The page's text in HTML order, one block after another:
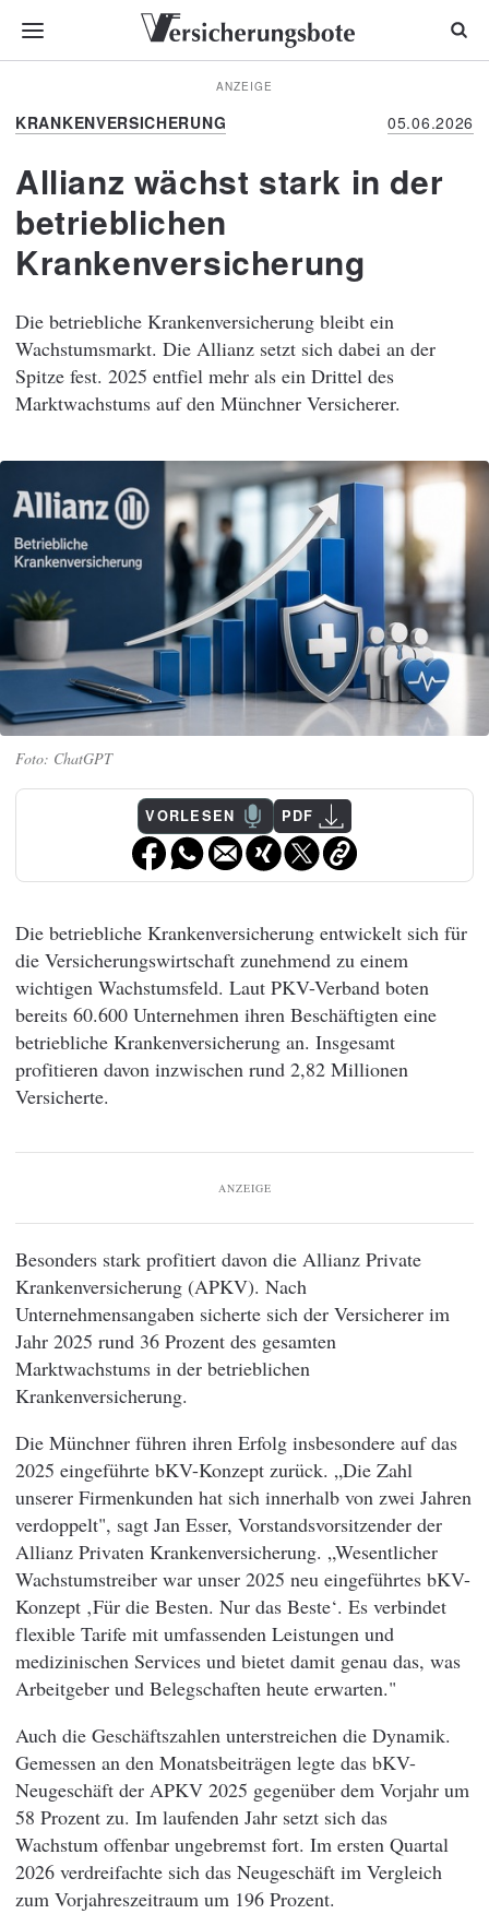
ANZEIGE
KRANKENVERSICHERUNG 05.06.2026
Allianz wächst stark in der
betrieblichen
Krankenversicherung
Die betriebliche Krankenversicherung bleibt ein
Wachstumsmarkt. Die Allianz setzt sich dabei an der
Spitze fest. 2025 entfiel mehr als ein Drittel des
Marktwachstums auf den Münchner Versicherer.
ChatGPT
VORLESEN PDF
Die betriebliche Krankenversicherung entwickelt sich für
die Versicherungswirtschaft zunehmend zu einem
wichtigen Wachstumsfeld. Laut PKV-Verband boten
bereits 60.600 Unternehmen ihren Beschäftigten eine
betriebliche Krankenversicherung an. Insgesamt
profitieren davon inzwischen rund 2,82 Millionen
Versicherte.
ANZEIGE
Besonders stark profitiert davon die Allianz Private
Krankenversicherung (APKV). Nach
Unternehmensangaben sicherte sich der Versicherer im
Jahr 2025 rund 36 Prozent des gesamten
Marktwachstums in der betrieblichen
Krankenversicherung.
Die Münchner führen ihren Erfolg insbesondere auf das
2025 eingeführte bKV-Konzept zurück. „Die Zahl
unserer Firmenkunden hat sich innerhalb von zwei Jahren
verdoppelt", sagt Jan Esser, Vorstandsvorsitzender der
Allianz Privaten Krankenversicherung. „Wesentlicher
Wachstumstreiber war unser 2025 neu eingeführtes bKV-
Konzept ‚Für die Besten. Nur das Beste‘. Es verbindet
flexible Tarife mit umfassenden Leistungen und
medizinischen Services und bietet damit genau das, was
Arbeitgeber und Belegschaften heute erwarten."
Auch die Geschäftszahlen unterstreichen die Dynamik.
Gemessen an den Monatsbeiträgen legte das bKV-
Neugeschäft der APKV 2025 gegenüber dem Vorjahr um
58 Prozent zu. Im laufenden Jahr setzt sich das
Wachstum offenbar ungebremst fort. Im ersten Quartal
2026 verdreifachte sich das Neugeschäft im Vergleich
zum Vorjahreszeitraum um 196 Prozent.